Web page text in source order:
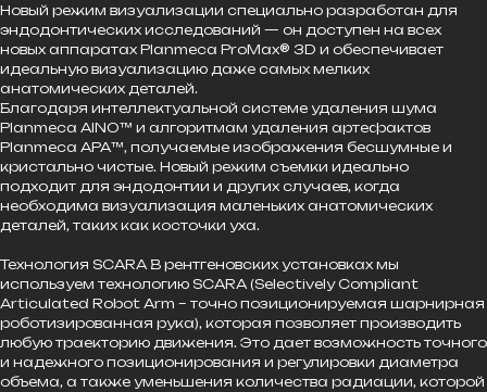
Новый режим визуализации специально разработан для
эндодонтических исследований — он доступен на всех
новых аппаратах Planmeca ProMax® 3D и обеспечивает
идеальную визуализацию даже самых мелких
анатомических деталей.
Благодаря интеллектуальной системе удаления шума
Planmeca AINO™ и алгоритмам удаления артефактов
Planmeca АРА™, получаемые изображения бесшумные и
кристально чистые. Новый режим съемки идеально
подходит для эндодонтии и других случаев, когда
необходима визуализация маленьких анатомических
деталей, таких как косточки уха.
Технология SCARA В рентгеновских установках мы
используем технологию SCARA (Selectively Compliant
Articulated Robot Arm – точно позиционируемая шарнирная
роботизированная рука), которая позволяет производить
любую траекторию движения. Это дает возможность точного
и надежного позиционирования и регулировки диаметра
объема, а также уменьшения количества радиации, которой